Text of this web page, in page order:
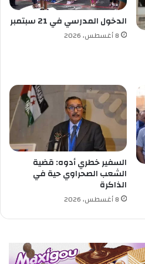
الدخول المدرسي في 21 سبتمبر
8 أغسطس، 2026
السفير خطري أدوه: قضية
الشعب الصحراوي حية في
الذاكرة
8 أغسطس، 2026